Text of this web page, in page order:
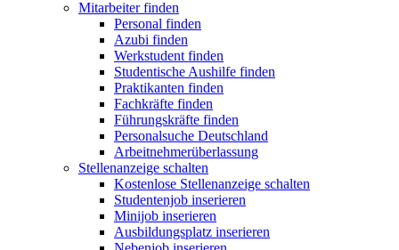
Mitarbeiter finden
Personal finden
Azubi finden
Werkstudent finden
Studentische Aushilfe finden
Praktikanten finden
Fachkräfte finden
Führungskräfte finden
Personalsuche Deutschland
Arbeitnehmerüberlassung
Stellenanzeige schalten
Kostenlose Stellenanzeige schalten
Studentenjob inserieren
Minijob inserieren
Ausbildungsplatz inserieren